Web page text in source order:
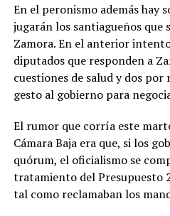
En el peronismo además hay
jugarán los santiagueños que
Zamora. En el anterior
diputados que responden a
cuestiones de salud y dos
gesto al gobierno para
El rumor que corría este
Cámara Baja era que, si los
quórum, el oficialismo se
tratamiento del Presupuesto
tal como reclamaban los